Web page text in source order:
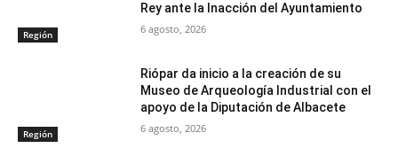
Región
Rey ante la Inacción del Ayuntamiento
6 agosto, 2026
Región
Riópar da inicio a la creación de su
Museo de Arqueología Industrial con el
apoyo de la Diputación de Albacete
6 agosto, 2026